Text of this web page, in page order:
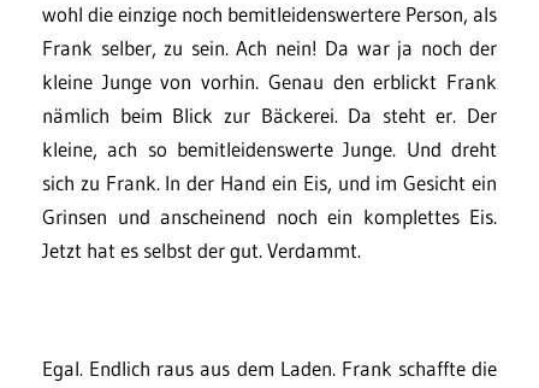
wohl die einzige noch bemitleidenswertere Person, als
Frank selber, zu sein. Ach nein! Da war ja noch der
kleine Junge von vorhin. Genau den erblickt Frank
nämlich beim Blick zur Bäckerei. Da steht er. Der
kleine, ach so bemitleidenswerte Junge. Und dreht
sich zu Frank. In der Hand ein Eis, und im Gesicht ein
Grinsen und anscheinend noch ein komplettes Eis.
Jetzt hat es selbst der gut. Verdammt.
Egal. Endlich raus aus dem Laden. Frank schaffte die